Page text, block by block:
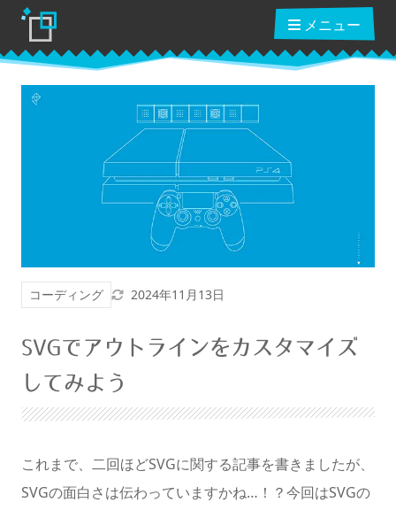
メニュー
読んだ本
動画講座
コーディング 更新日
2024年11月13日
SVGでアウトラインをカスタマイズ
してみよう
これまで、二回ほどSVGに関する記事を書きましたが、
SVGの面白さは伝わっていますかね…！？今回はSVGの